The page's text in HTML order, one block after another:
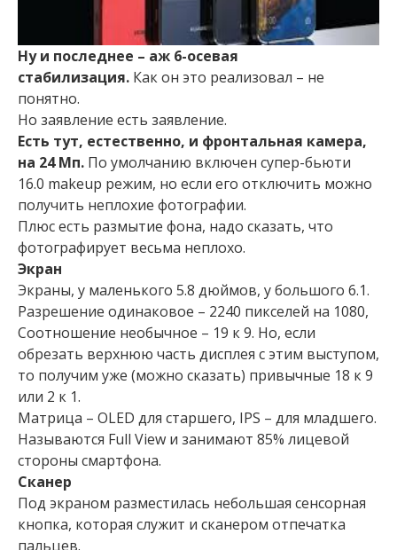
Ну и последнее – аж 6-осевая
стабилизация. Как он это реализовал – не
понятно.
Но заявление есть заявление.
Есть тут, естественно, и фронтальная камера,
на 24 Мп. По умолчанию включен супер-бьюти
16.0 makeup режим, но если его отключить можно
получить неплохие фотографии.
Плюс есть размытие фона, надо сказать, что
фотографирует весьма неплохо.
Экран
Экраны, у маленького 5.8 дюймов, у большого 6.1.
Разрешение одинаковое – 2240 пикселей на 1080,
Соотношение необычное – 19 к 9. Но, если
обрезать верхнюю часть дисплея с этим выступом,
то получим уже (можно сказать) привычные 18 к 9
или 2 к 1.
Матрица – OLED для старшего, IPS – для младшего.
Называются Full View и занимают 85% лицевой
стороны смартфона.
Сканер
Под экраном разместилась небольшая сенсорная
кнопка, которая служит и сканером отпечатка
пальцев.